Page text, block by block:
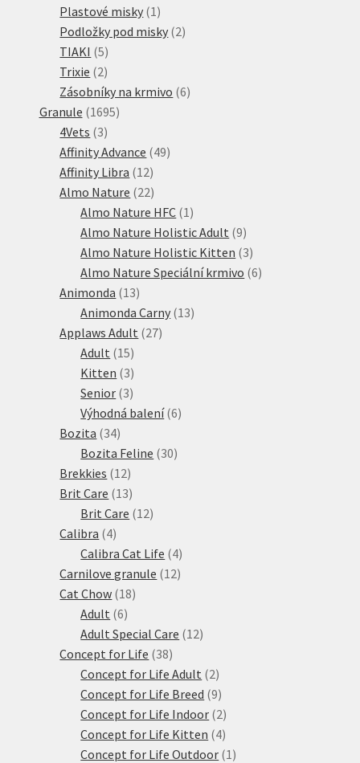
Plastové misky 1 1
produkt
Podložky pod misky 22
TIAKI 55
produktů
Trixie 22
produkty
Zásobníky na krmivo 66
Granule 16951695
4Vets 33
produkty
Affinity Advance 4949
Affinity Libra 1212
produktů
Almo Nature 2222
produktů
Almo Nature HFC 1 1
produkt
Almo Nature Holistic Adult 99
produktů
Almo Nature Holistic Kitten 33
produkty
Almo Nature Speciální krmivo 66
Animonda 1313
produktů
Animonda Carny 1313
Applaws Adult 2727
Adult 1515
produktů
Kitten 33
produkty
Senior 33
produkty
Výhodná balení 66
Bozita 3434
produktů
Bozita Feline 3030
Brekkies 1212
produktů
Brit Care 1313
produktů
Brit Care 1212
Calibra 44
produkty
Calibra Cat Life 44
produkty
Carnilove granule 1212
Cat Chow 1818
Adult 66
produktů
Adult Special Care 1212
Concept for Life 3838
produktů
Concept for Life Adult 22
produkty
Concept for Life Breed 99
produktů
Concept for Life Indoor 22
produkty
Concept for Life Kitten 44
produkty
Concept for Life Outdoor 1 1